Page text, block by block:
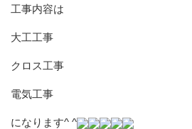
工事内容は
大工工事
クロス工事
電気工事
になります^ ^